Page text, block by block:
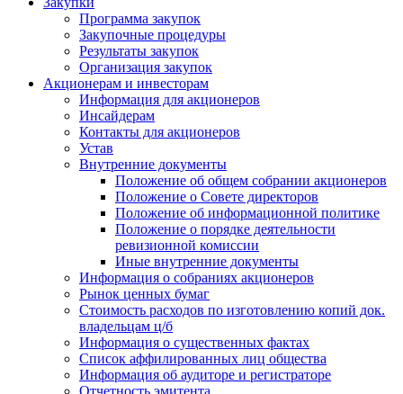
Программа закупок
Закупочные процедуры
Результаты закупок
Организация закупок
Акционерам и инвесторам
Информация для акционеров
Инсайдерам
Контакты для акционеров
Устав
Внутренние документы
Положение об общем собрании акционеров
Положение о Совете директоров
Положение об информационной политике
Положение о порядке деятельности
ревизионной комиссии
Иные внутренние документы
Информация о собраниях акционеров
Рынок ценных бумаг
Стоимость расходов по изготовлению копий док.
владельцам ц/б
Информация о существенных фактах
Список аффилированных лиц общества
Информация об аудиторе и регистраторе
Отчетность эмитента